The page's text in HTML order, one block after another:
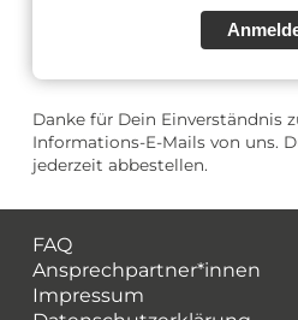
Danke für Dein Einverständnis
Informations-E-Mails von uns.
jederzeit abbestellen.
FAQ
Ansprechpartner*innen
Impressum